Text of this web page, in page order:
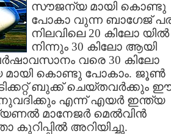
സൗജന്യ മായി കൊണ്ടു
പോകാ വുന്ന ബാഗേജ്
നിലവിലെ 20 കിലോ യില്‍
നിന്നും 30 കിലോ ആയി
വരെ 30 കിലോ
കൊണ്ടു പോകാം. ജൂണ്‍
ബുക്ക് ചെയ്തവര്‍ക്കും
എന്ന് എയര്‍ ഇന്ത്യ
മാനേജര്‍ മെല്‍വിന്‍
കുറിപ്പില്‍ അറിയിച്ചു.